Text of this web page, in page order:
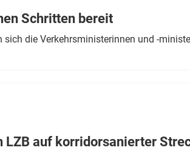
Schritten bereit
sich die Verkehrsministerinnen und -
LZB auf korridorsanierter